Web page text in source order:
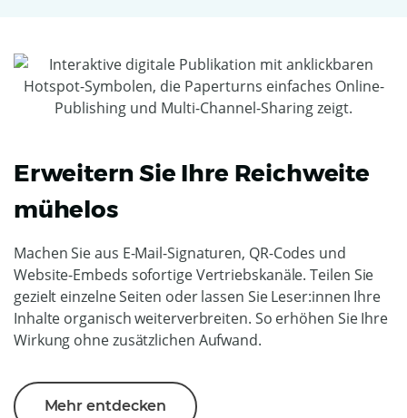
Erweitern Sie Ihre Reichweite
mühelos
Machen Sie aus E-Mail-Signaturen, QR-Codes und
Website-Embeds sofortige Vertriebskanäle. Teilen Sie
gezielt einzelne Seiten oder lassen Sie Leser:innen Ihre
Inhalte organisch weiterverbreiten. So erhöhen Sie Ihre
Wirkung ohne zusätzlichen Aufwand.
Mehr entdecken